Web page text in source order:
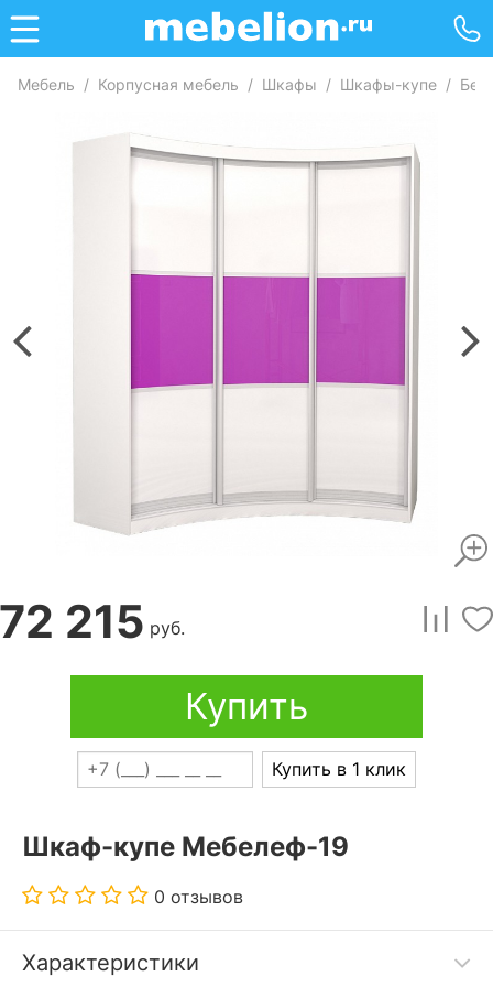
Мебель / Корпусная мебель / Шкафы / Шкафы-купе / Без
72 215 руб.
Купить
Купить в 1 клик
Шкаф-купе Мебелеф-19
0 отзывов
Характеристики